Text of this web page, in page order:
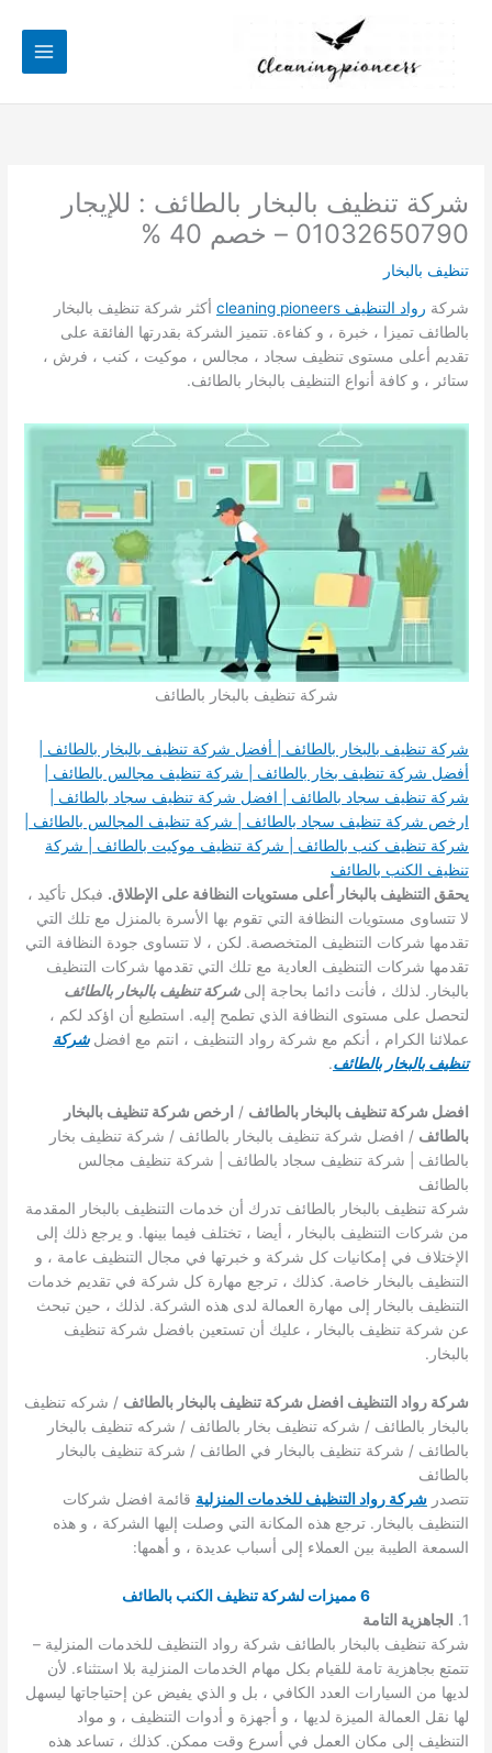
شركة تنظيف بالبخار بالطائف : للإيجار
01032650790 – خصم 40 %
تنظيف بالبخار
شركة رواد التنظيف cleaning pioneers
أكثر شركة تنظيف بالبخار
بالطائف تميزا ، خبرة ، و كفاءة. تتميز الشركة بقدرتها الفائقة على
تقديم أعلى مستوى تنظيف سجاد ، مجالس ، موكيت ، كنب ، فرش ،
ستائر ، و كافة أنواع التنظيف بالبخار بالطائف.
شركة تنظيف بالبخار بالطائف
شركة تنظيف بالبخار بالطائف | أفضل شركة تنظيف بالبخار بالطائف |
أفضل شركة تنظيف بخار بالطائف | شركة تنظيف مجالس بالطائف |
شركة تنظيف سجاد بالطائف | افضل شركة تنظيف سجاد بالطائف |
ارخص شركة تنظيف سجاد بالطائف | شركة تنظيف المجالس بالطائف |
شركة تنظيف كنب بالطائف | شركة تنظيف موكيت بالطائف | شركة
تنظيف الكنب بالطائف
يحقق التنظيف بالبخار أعلى مستويات النظافة على الإطلاق. فبكل تأكيد ،
لا تتساوى مستويات النظافة التي تقوم بها الأسرة بالمنزل مع تلك التي
تقدمها شركات التنظيف المتخصصة. لكن ، لا تتساوى جودة النظافة التي
تقدمها شركات التنظيف العادية مع تلك التي تقدمها شركات التنظيف
بالبخار. لذلك ، فأنت دائما بحاجة إلىشركة تنظيف بالبخار بالطائف
لتحصل على مستوى النظافة الذي تطمح إليه. استطيع أن اؤكد لكم ،
عملائنا الكرام ، أنكم مع شركة رواد التنظيف ، انتم مع افضلشركة
تنظيف بالبخار بالطائف.
افضل شركة تنظيف بالبخار بالطائف / ارخص شركة تنظيف بالبخار
بالطائف / افضل شركة تنظيف بالبخار بالطائف / شركة تنظيف بخار
بالطائف | شركة تنظيف سجاد بالطائف | شركة تنظيف مجالس
بالطائف
شركة تنظيف بالبخار بالطائف تدرك أن خدمات التنظيف بالبخار المقدمة
من شركات التنظيف بالبخار ، أيضا ، تختلف فيما بينها. و يرجع ذلك إلى
الإختلاف في إمكانيات كل شركة و خبرتها في مجال التنظيف عامة ، و
التنظيف بالبخار خاصة. كذلك ، ترجع مهارة كل شركة في تقديم خدمات
التنظيف بالبخار إلى مهارة العمالة لدى هذه الشركة. لذلك ، حين تبحث
عن شركة تنظيف بالبخار ، عليك أن تستعين بافضل شركة تنظيف
بالبخار.
شركة رواد التنظيف افضل شركة تنظيف بالبخار بالطائف / شركه تنظيف
بالبخار بالطائف / شركه تنظيف بخار بالطائف / شركه تنظيف بالبخار
بالطائف / شركة تنظيف بالبخار في الطائف / شركة تنظيف بالبخار
بالطائف
تتصدرشركة رواد التنظيف للخدمات المنزلية قائمة افضل شركات
التنظيف بالبخار. ترجع هذه المكانة التي وصلت إليها الشركة ، و هذه
السمعة الطيبة بين العملاء إلى أسباب عديدة ، و أهمها:
6 مميزات لشركة تنظيف الكنب بالطائف
1.
الجاهزية التامة
شركة تنظيف بالبخار بالطائف شركة رواد التنظيف للخدمات المنزلية –
تتمتع بجاهزية تامة للقيام بكل مهام الخدمات المنزلية بلا استثناء. لأن
لديها من السيارات العدد الكافي ، بل و الذي يفيض عن إحتياجاتها ليسهل
لها نقل العمالة الميزة لديها ، و أجهزة و أدوات التنظيف ، و مواد
التنظيف إلى مكان العمل في أسرع وقت ممكن. كذلك ، تساعد هذه